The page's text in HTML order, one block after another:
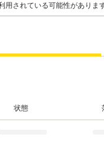
用されている可能性がありま
状態